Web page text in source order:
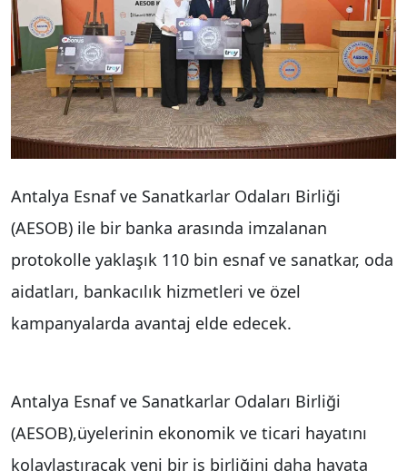
Antalya Esnaf ve Sanatkarlar Odaları Birliği
(AESOB) ile bir banka arasında imzalanan
protokolle yaklaşık 110 bin esnaf ve sanatkar, oda
aidatları, bankacılık hizmetleri ve özel
kampanyalarda avantaj elde edecek.
Antalya Esnaf ve Sanatkarlar Odaları Birliği
(AESOB),üyelerinin ekonomik ve ticari hayatını
kolaylaştıracak yeni bir iş birliğini daha hayata